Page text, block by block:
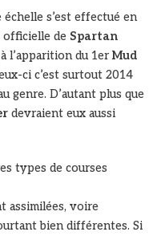
échelle s’est effectué en
officielle de Spartan
l’apparition du 1erMud
ci c’est surtout 2014
genre. D’autant plus que
devraient eux aussi
types de courses
assimilées, voire
bien différentes. Si